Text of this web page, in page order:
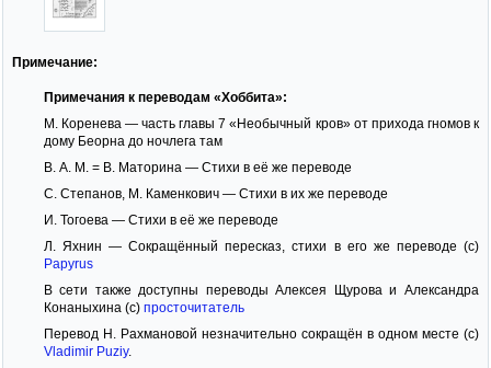
Примечание:
Примечания к переводам «Хоббита»:
М. Коренева — часть главы 7 «Необычный кров» от прихода гномов к
дому Беорна до ночлега там
В. А. М. = В. Маторина — Стихи в её же переводе
С. Степанов, М. Каменкович — Стихи в их же переводе
И. Тогоева — Стихи в её же переводе
Л. Яхнин — Сокращённый пересказ, стихи в его же переводе (c)
Papyrus
В сети также доступны переводы Алексея Щурова и Александра
Конаныхина (c) просточитатель
Перевод Н. Рахмановой незначительно сокращён в одном месте (c)
Vladimir Puziy.